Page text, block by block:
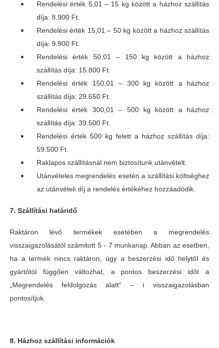
Rendelési érték 5,01 – 15 kg között a házhoz szállítás
díja: 8.900 Ft.
Rendelési érték 15,01 – 50 kg között a házhoz szállítás
díja: 9.900 Ft.
Rendelési érték 50,01 – 150 kg között a házhoz
szállítás díja: 15.800 Ft.
Rendelési érték 150,01 – 300 kg között a házhoz
szállítás díja: 29.650 Ft.
Rendelési érték 300,01 – 500 kg között a házhoz
szállítás díja: 39.500 Ft.
Rendelési érték 500 kg felett a házhoz szállítás díja:
59.500 Ft.
Raklapos szállításnál nem biztosítunk utánvételt.
Utánvételes megrendelés esetén a szállítási költséghez
az utánvételi díj a rendelés értékéhez hozzáadódik.
7. Szállítási határidő
Raktáron lévő termékek esetében a megrendelés
visszaigazolásától számitott 5 - 7 munkanap. Abban az esetben,
ha a termék nincs raktáron, úgy a beszerzési idő helytől és
gyártótól függően változhat, a pontos beszerzési időt a
„Megrendelés feldolgozás alatt“ – i visszaigazolásban
pontosítjuk.
8. Házhoz szállítási információk